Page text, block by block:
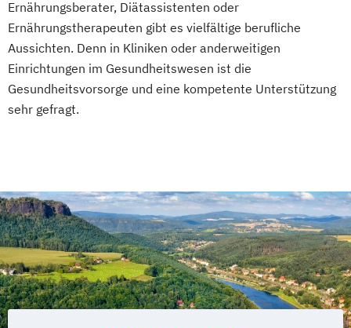
Ernährungsberater, Diätassistenten oder
Ernährungstherapeuten gibt es vielfältige berufliche
Aussichten. Denn in Kliniken oder anderweitigen
Einrichtungen im Gesundheitswesen ist die
Gesundheitsvorsorge und eine kompetente Unterstützung
sehr gefragt.